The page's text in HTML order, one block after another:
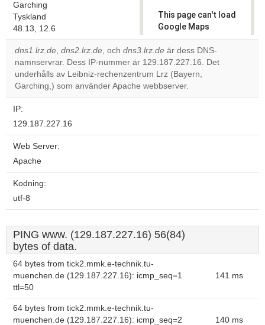
Garching
Tyskland
48.13, 12.6
This page can't load
Google Maps
correctly.
Do you
own this
website?
dns1.lrz.de, dns2.lrz.de, och dns3.lrz.de är dess DNS-
namnservrar. Dess IP-nummer är 129.187.227.16. Det
underhålls av Leibniz-rechenzentrum Lrz (Bayern,
Garching,) som använder Apache webbserver.
IP:
129.187.227.16
Web Server:
Apache
Kodning:
utf-8
PING www. (129.187.227.16) 56(84)
bytes of data.
64 bytes from tick2.mmk.e-technik.tu-
muenchen.de (129.187.227.16): icmp_seq=1
ttl=50
141 ms
64 bytes from tick2.mmk.e-technik.tu-
muenchen.de (129.187.227.16): icmp_seq=2
140 ms